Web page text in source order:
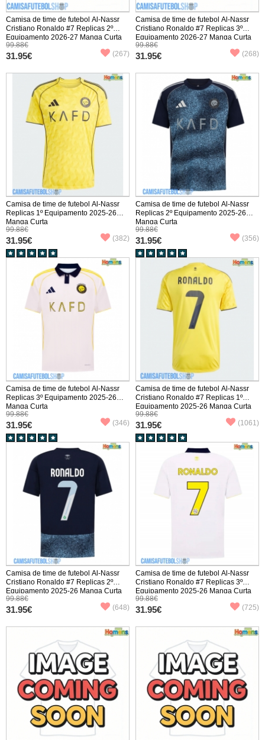
Camisa de time de futebol Al-Nassr
Cristiano Ronaldo #7 Replicas 2º
Equipamento 2026-27 Manga Curta
99.88€
31.95€ (267)
Camisa de time de futebol Al-Nassr
Cristiano Ronaldo #7 Replicas 3º
Equipamento 2026-27 Manga Curta
99.88€
31.95€ (268)
Camisa de time de futebol Al-Nassr
Replicas 1º Equipamento 2025-26
Manga Curta
99.88€
31.95€ (382)
Camisa de time de futebol Al-Nassr
Replicas 2º Equipamento 2025-26
Manga Curta
99.88€
31.95€ (356)
Camisa de time de futebol Al-Nassr
Replicas 3º Equipamento 2025-26
Manga Curta
99.88€
31.95€ (346)
Camisa de time de futebol Al-Nassr
Cristiano Ronaldo #7 Replicas 1º
Equipamento 2025-26 Manga Curta
99.88€
31.95€ (1061)
Camisa de time de futebol Al-Nassr
Cristiano Ronaldo #7 Replicas 2º
Equipamento 2025-26 Manga Curta
99.88€
31.95€ (648)
Camisa de time de futebol Al-Nassr
Cristiano Ronaldo #7 Replicas 3º
Equipamento 2025-26 Manga Curta
99.88€
31.95€ (725)